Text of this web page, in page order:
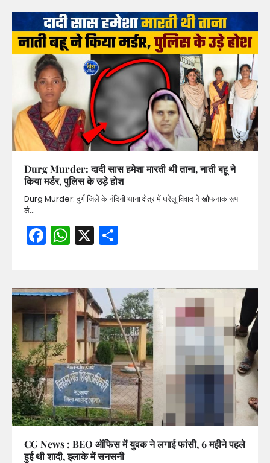
Durg Murder: दादी सास हमेशा मारती थी ताना, नाती बहू ने
किया मर्डर, पुलिस के उड़े होश
Durg Murder: दुर्ग जिले के नंदिनी थाना क्षेत्र में घरेलू विवाद ने खौफनाक रूप
ले…
Facebook
WhatsApp
X
CG News : BEO ऑफिस में युवक ने लगाई फांसी, 6 महीने पहले
हुई थी शादी, इलाके में सनसनी